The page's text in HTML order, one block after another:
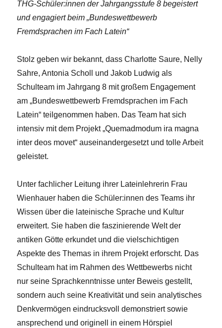
THG-Schüler:innen der Jahrgangsstufe 8 begeistert
und engagiert beim „Bundeswettbewerb
Fremdsprachen im Fach Latein“
Stolz geben wir bekannt, dass Charlotte Saure, Nelly
Sahre, Antonia Scholl und Jakob Ludwig als
Schulteam im Jahrgang 8 mit großem Engagement
am „Bundeswettbewerb Fremdsprachen im Fach
Latein“ teilgenommen haben. Das Team hat sich
intensiv mit dem Projekt „Quemadmodum ira magna
inter deos movet“ auseinandergesetzt und tolle Arbeit
geleistet.
Unter fachlicher Leitung ihrer Lateinlehrerin Frau
Wienhauer haben die Schüler:innen des Teams ihr
Wissen über die lateinische Sprache und Kultur
erweitert. Sie haben die faszinierende Welt der
antiken Götte erkundet und die vielschichtigen
Aspekte des Themas in ihrem Projekt erforscht. Das
Schulteam hat im Rahmen des Wettbewerbs nicht
nur seine Sprachkenntnisse unter Beweis gestellt,
sondern auch seine Kreativität und sein analytisches
Denkvermögen eindrucksvoll demonstriert sowie
ansprechend und originell in einem Hörspiel